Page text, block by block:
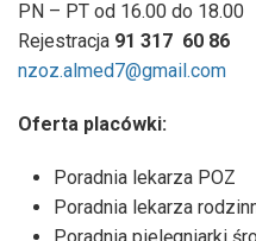
PN – PT od 16.00 do 18.00
Rejestracja 91 317 60 86
nzoz.almed7@gmail.com
Oferta placówki:
Poradnia lekarza POZ
Poradnia lekarza